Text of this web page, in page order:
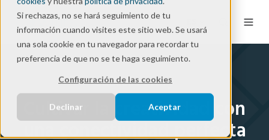
Si rechazas, no se hará seguimiento de tu
información cuando visites este sitio web. Se usará
una sola cookie en tu navegador para recordar tu
preferencia de que no se te haga seguimiento.
Configuración de las cookies
Declinar Aceptar
Success Story
Cultivar la creatividad con
una conectividad perfecta